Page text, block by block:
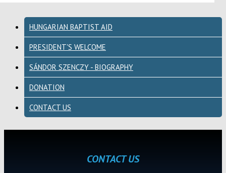
HUNGARIAN BAPTIST AID
PRESIDENT'S WELCOME
SÁNDOR SZENCZY - BIOGRAPHY
DONATION
CONTACT US
CONTACT US